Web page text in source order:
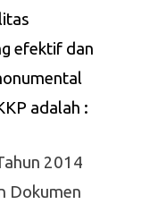
efektif dan
adalah :
2014
Dokumen